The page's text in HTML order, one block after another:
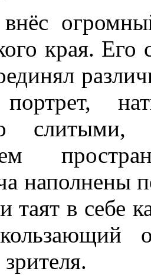
края. Его
наполнены
таят в себе